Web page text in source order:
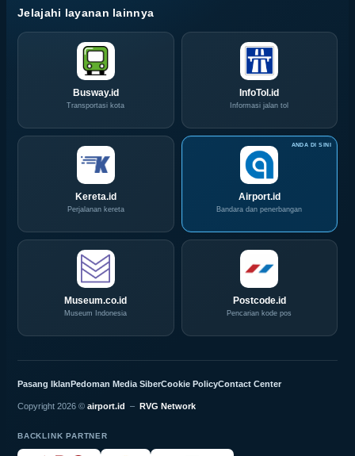
City
Surabaya
Akhir
e-
Commerce
di
IPA
Convex
2026
Jelajahi layanan lainnya
Busway.id
Transportasi kota
InfoTol.id
Informasi jalan tol
Kereta.id
Perjalanan kereta
Airport.id
Bandara dan penerbangan
Museum.co.id
Museum Indonesia
Postcode.id
Pencarian kode pos
Pasang IklanPedoman Media SiberCookie PolicyContact Center
Copyright 2026 © airport.id – RVG Network
BACKLINK PARTNER